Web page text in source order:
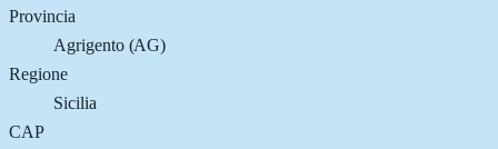
Provincia
Agrigento (AG)
Regione
Sicilia
CAP